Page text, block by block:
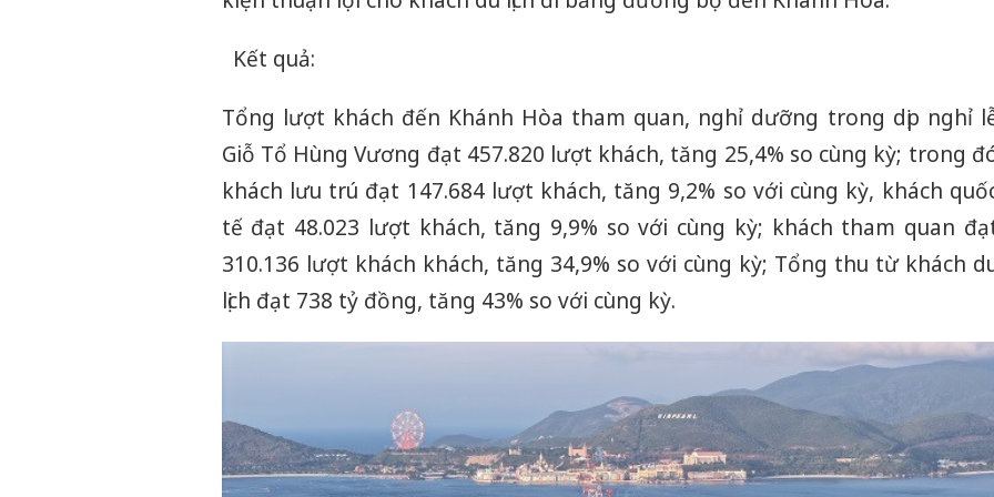
Kết quả:
Tổng lượt khách đến Khánh Hòa tham quan, nghỉ dưỡng trong dịp nghỉ
Giỗ Tổ Hùng Vương đạt 457.820 lượt khách, tăng 25,4% so cùng kỳ; trong
khách lưu trú đạt 147.684 lượt khách, tăng 9,2% so với cùng kỳ, khách
tế đạt 48.023 lượt khách, tăng 9,9% so với cùng kỳ; khách tham quan
310.136 lượt khách khách, tăng 34,9% so với cùng kỳ; Tổng thu từ khách
lịch đạt 738 tỷ đồng, tăng 43% so với cùng kỳ.